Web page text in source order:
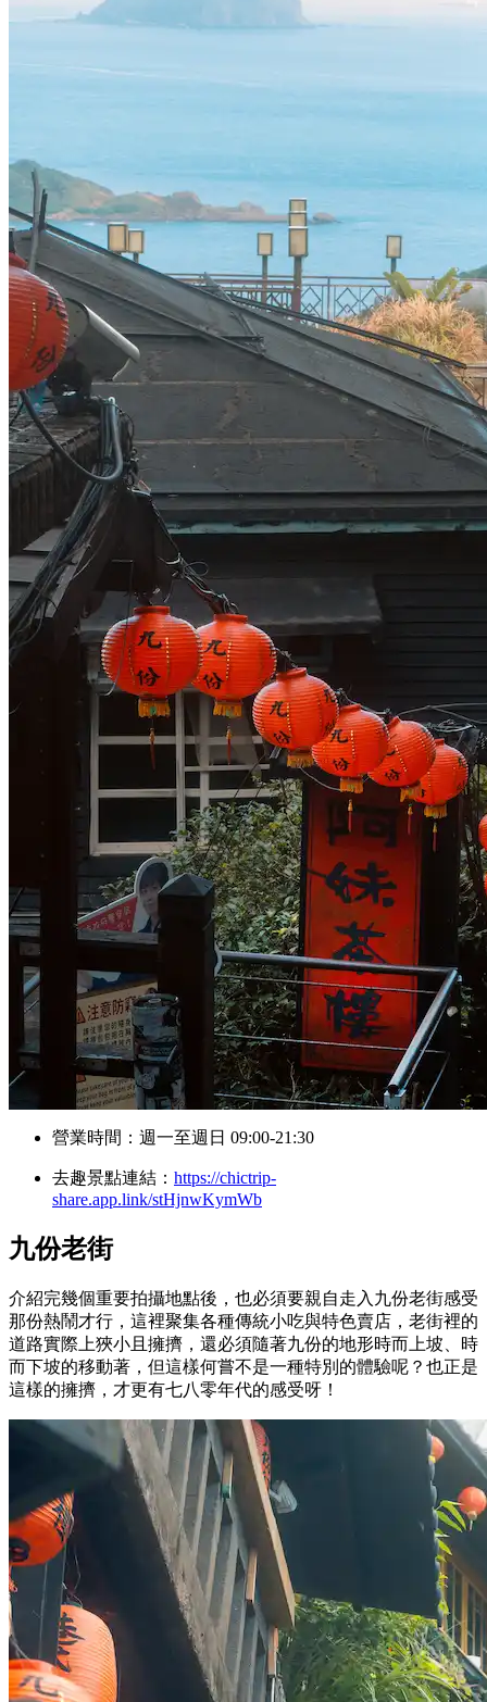
營業時間：週一至週日 09:00-21:30
去趣景點連結： https://chictrip-
share.app.link/stHjnwKymWb
九份老街
介紹完幾個重要拍攝地點後，也必須要親自走入九份老街感受
那份熱鬧才行，這裡聚集各種傳統小吃與特色賣店，老街裡的
道路實際上狹小且擁擠，還必須隨著九份的地形時而上坡、時
而下坡的移動著，但這樣何嘗不是一種特別的體驗呢？也正是
這樣的擁擠，才更有七八零年代的感受呀！